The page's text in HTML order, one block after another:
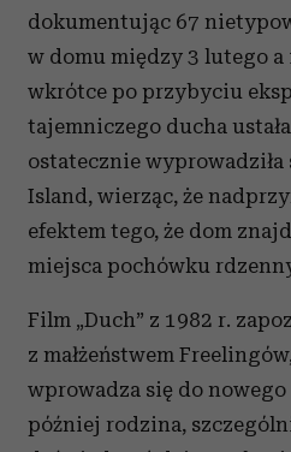
dokumentując 67
w domu między 3 lutego a
wkrótce po przybyciu
tajemniczego ducha
ostatecznie wyprowadziła
Island, wierząc, że
efektem tego, że dom
miejsca pochówku
Film „Duch” z 1982 r.
z małżeństwem
wprowadza się do
później rodzina,